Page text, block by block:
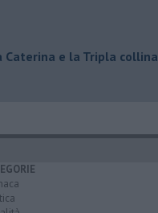
e la Tripla collina